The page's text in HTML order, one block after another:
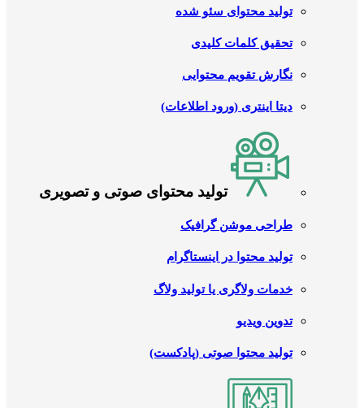
تولید محتوای سئو شده
تحقیق کلمات کلیدی
نگارش تقویم محتوایی
دیتا اینتری (ورود اطلاعات)
تولید محتوای صوتی و تصویری
طراحی موشن گرافیک
تولید محتوا در اینستاگرام
خدمات ولاگری یا تولید ولاگ
تدوین ویدیو
تولید محتوا صوتی (پادکست)